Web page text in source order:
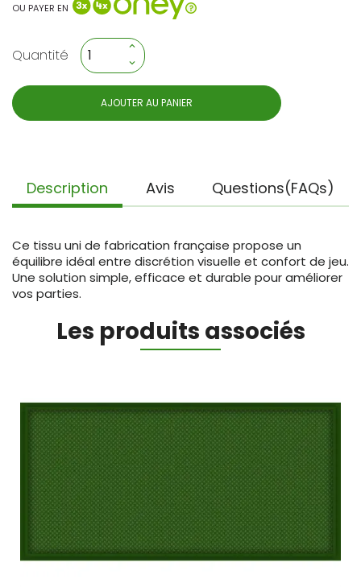
OU PAYER EN
Quantité
AJOUTER AU PANIER
Description Avis Questions(FAQs)
Ce tissu uni de fabrication française propose un
équilibre idéal entre discrétion visuelle et confort de jeu.
Une solution simple, efficace et durable pour améliorer
vos parties.
Les produits associés